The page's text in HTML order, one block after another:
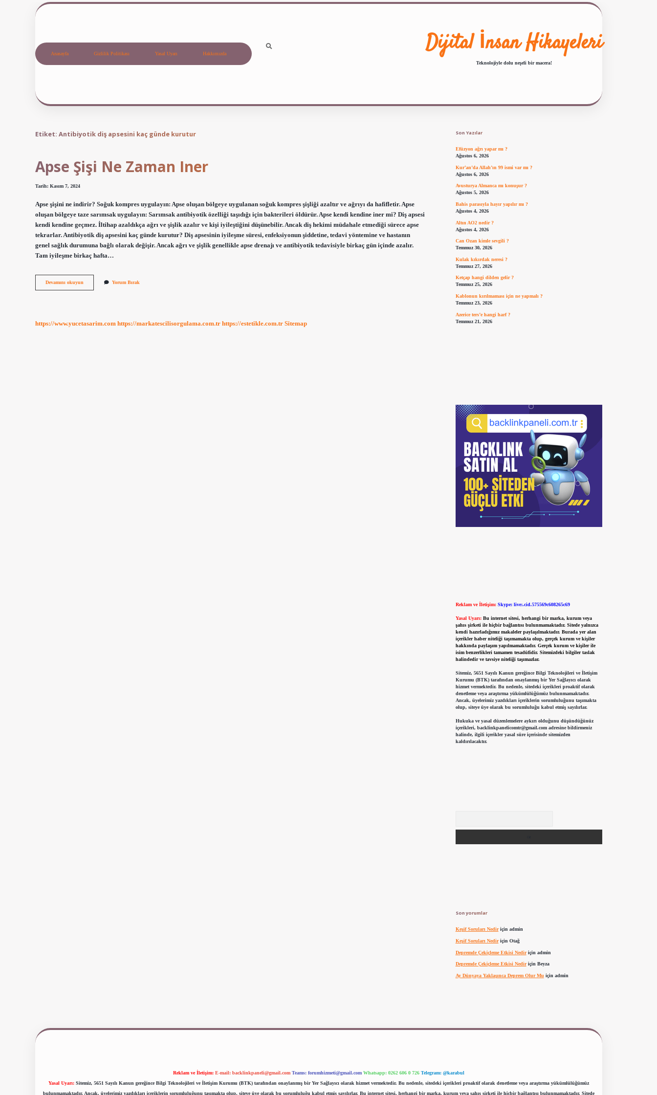
Anasayfa Gizlilik Politikası Yasal Uyarı Hakkımızda Dijital İnsan Hikayeleri
Teknolojiyle dolu neşeli bir macera!
Etiket: Antibiyotik diş apsesini kaç günde kurutur
Apse Şişi Ne Zaman Iner
Tarih: Kasım 7, 2024
Apse şişini ne indirir? Soğuk kompres uygulayın: Apse oluşan bölgeye uygulanan soğuk kompres şişliği azaltır ve ağrıyı da hafifletir. Apse
oluşan bölgeye taze sarımsak uygulayın: Sarımsak antibiyotik özelliği taşıdığı için bakterileri öldürür. Apse kendi kendine iner mi? Diş apsesi
kendi kendine geçmez. İltihap azaldıkça ağrı ve şişlik azalır ve kişi iyileştiğini düşünebilir. Ancak diş hekimi müdahale etmediği sürece apse
tekrarlar. Antibiyotik diş apsesini kaç günde kurutur? Diş apsesinin iyileşme süresi, enfeksiyonun şiddetine, tedavi yöntemine ve hastanın
genel sağlık durumuna bağlı olarak değişir. Ancak ağrı ve şişlik genellikle apse drenajı ve antibiyotik tedavisiyle birkaç gün içinde azalır.
Tam iyileşme birkaç hafta…
Devamını okuyun
Şişi
Yorum Bırak
https://www.yucetasarim.com https://markatescilisorgulama.com.tr https://estetikle.com.tr Sitemap
Son Yazılar
Efüzyon ağrı yapar mı ?
Ağustos 6, 2026
Kur’an’da Allah’ın 99 ismi var mı ?
Ağustos 6, 2026
Avusturya Almanca mı konuşur ?
Ağustos 5, 2026
Bahis parasıyla hayır yapılır mı ?
Ağustos 4, 2026
Altın AO2 nedir ?
Ağustos 4, 2026
Can Ozan kimle sevgili ?
Temmuz 30, 2026
Kulak kıkırdak neresi ?
Temmuz 27, 2026
Ketçap hangi dilden gelir ?
Temmuz 25, 2026
Kablonun kırılmaması için ne yapmalı ?
Temmuz 23, 2026
Azerice ters’e hangi harf ?
Temmuz 21, 2026
Reklam ve İletişim: Skype: live:.cid.575569c608265c69
Yasal Uyarı: Bu internet sitesi, herhangi bir marka, kurum veya
şahıs şirketi ile hiçbir bağlantısı bulunmamaktadır. Sitede yalnızca
kendi hazırladığımız makaleler paylaşılmaktadır. Burada yer alan
içerikler haber niteliği taşımamakta olup, gerçek kurum ve kişiler
hakkında paylaşım yapılmamaktadır. Gerçek kurum ve kişiler ile
isim benzerlikleri tamamen tesadüfidir. Sitemizdeki bilgiler taslak
halindedir ve tavsiye niteliği taşımazlar.
Sitemiz, 5651 Sayılı Kanun gereğince Bilgi Teknolojileri ve İletişim
Kurumu (BTK) tarafından onaylanmış bir Yer Sağlayıcı olarak
hizmet vermektedir. Bu nedenle, sitedeki içerikleri proaktif olarak
denetleme veya araştırma yükümlülüğümüz bulunmamaktadır.
Ancak, üyelerimiz yazdıkları içeriklerin sorumluluğunu taşımakta
olup, siteye üye olarak bu sorumluluğu kabul etmiş sayılırlar.
Hukuka ve yasal düzenlemelere aykırı olduğunu düşündüğünüz
içerikleri, backlinkpanelicomtr@gmail.comadresine bildirmeniz
halinde, ilgili içerikler yasal süre içerisinde sitemizden
kaldırılacaktır.
Son yorumlar
Keşif Soruları Nediriçin admin
Keşif Soruları Nediriçin Otağ
Depremde Çekiçleme Etkisi Nediriçin admin
Depremde Çekiçleme Etkisi Nediriçin Beyza
Ay Dünyaya Yaklaşınca Deprem Olur Mu için admin
Reklam ve İletişim: E-mail: backlinkpaneli@gmail.com Teams: forumhizmeti@gmail.com Whatsapp: 0262 606 0 726 Telegram: @karabul
Yasal Uyarı: Sitemiz, 5651 Sayılı Kanun gereğince Bilgi Teknolojileri ve İletişim Kurumu (BTK) tarafından onaylanmış bir Yer Sağlayıcı olarak hizmet vermektedir. Bu nedenle, sitedeki içerikleri proaktif olarak denetleme veya araştırma yükümlülüğümüz
bulunmamaktadır. Ancak, üyelerimiz yazdıkları içeriklerin sorumluluğunu taşımakta olup, siteye üye olarak bu sorumluluğu kabul etmiş sayılırlar. Bu internet sitesi, herhangi bir marka, kurum veya şahıs şirketi ile hiçbir bağlantısı bulunmamaktadır. Sitede